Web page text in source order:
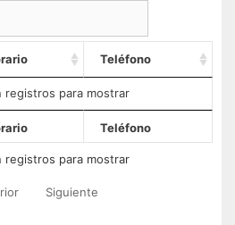
Teléfono
registros para mostrar
Teléfono
registros para mostrar
Siguiente